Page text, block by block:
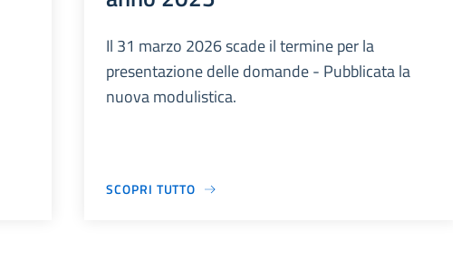
Il 31 marzo 2026 scade il termine per la
presentazione delle domande - Pubblicata la
nuova modulistica.
SCOPRI TUTTO